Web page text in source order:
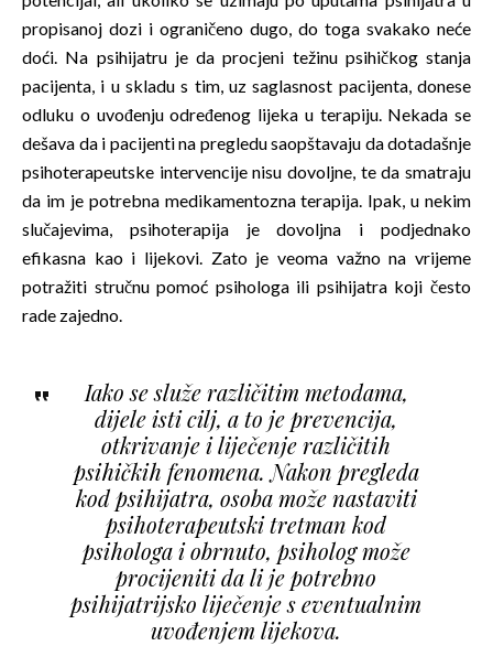
propisanoj dozi i ograničeno dugo, do toga svakako neće
doći. Na psihijatru je da procjeni težinu psihičkog stanja
pacijenta, i u skladu s tim, uz saglasnost pacijenta, donese
odluku o uvođenju određenog lijeka u terapiju. Nekada se
dešava da i pacijenti na pregledu saopštavaju da dotadašnje
psihoterapeutske intervencije nisu dovoljne, te da smatraju
da im je potrebna medikamentozna terapija. Ipak, u nekim
slučajevima, psihoterapija je dovoljna i podjednako
efikasna kao i lijekovi. Zato je veoma važno na vrijeme
potražiti stručnu pomoć psihologa ili psihijatra koji često
rade zajedno.
Iako se služe različitim metodama,
dijele isti cilj, a to je prevencija,
otkrivanje i liječenje različitih
psihičkih fenomena. Nakon pregleda
kod psihijatra, osoba može nastaviti
psihoterapeutski tretman kod
psihologa i obrnuto, psiholog može
procijeniti da li je potrebno
psihijatrijsko liječenje s eventualnim
uvođenjem lijekova.